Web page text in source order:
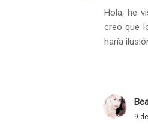
Hola, he
creo que
haría
9